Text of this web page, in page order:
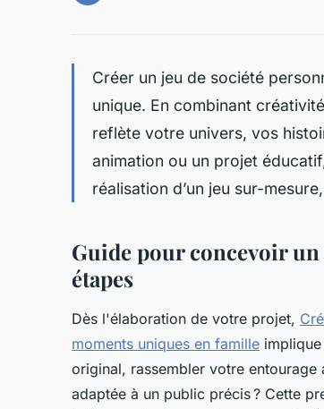
Créer un jeu de société
unique. En combinant
reflète votre univers, vos
animation ou un projet
réalisation d’un jeu sur-
Guide pour concevoir un
étapes
Dès l'élaboration de votre projet,
moments uniques en famille
original, rassembler votre entourage
adaptée à un public précis ? Cette